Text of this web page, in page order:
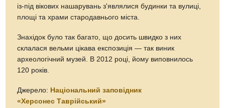
із-під вікових нашарувань з'являлися будинки та вулиці,
площі та храми стародавнього міста.
Знахідок було так багато, що досить швидко з них
склалася вельми цікава експозиція — так виник
археологічний музей. В 2012 році, йому виповнилось
120 років.
Джерело: Національний заповідник
«Херсонес Таврійський»